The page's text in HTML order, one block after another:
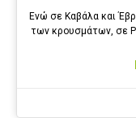
Ενώ σε Καβάλα και
των κρουσμάτων, σε